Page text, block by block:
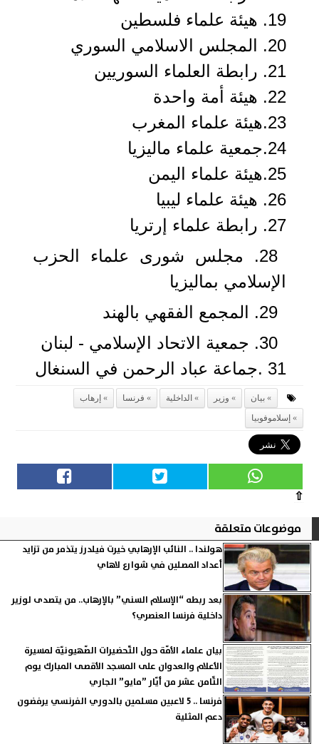
19. هيئة علماء فلسطين
20. المجلس الاسلامي السوري
21. رابطة العلماء السوريين
22. هيئة أمة واحدة
23.هيئة علماء المغرب
24.جمعية علماء ماليزيا
25.هيئة علماء اليمن
26. هيئة علماء ليبيا
27. رابطة علماء إرتريا
28. مجلس شورى علماء الحزب
الإسلامي بماليزيا
29. المجمع الفقهي بالهند
30. جمعية الاتحاد الإسلامي - لبنان
31 .جماعة عباد الرحمن في السنغال
بيان وزير الداخلية فرنسا
إرهاب
إسلاموفوبيا
⇧
موضوعات متعلقة
هولندا .. النائب الإرهابي خيرت فيلدرز يتذمر من تزايد
أعداد المصلين في شوارع لاهاي
بعد ربطه “الإسلام السني” بالإرهاب.. من يتصدى لوزير
داخلية فرنسا العنصري؟
بيان علماء الأمّة حول التّحضيرات الصّهيونيّة لمسيرة
الأعلام والعدوان على المسجد الأقصى المبارك يوم
الثّامن عشر من أيّار ”مايو” الجاري
فرنسا .. 5 لاعبين مسلمين بالدوري الفرنسي يرفضون
دعم المثلية